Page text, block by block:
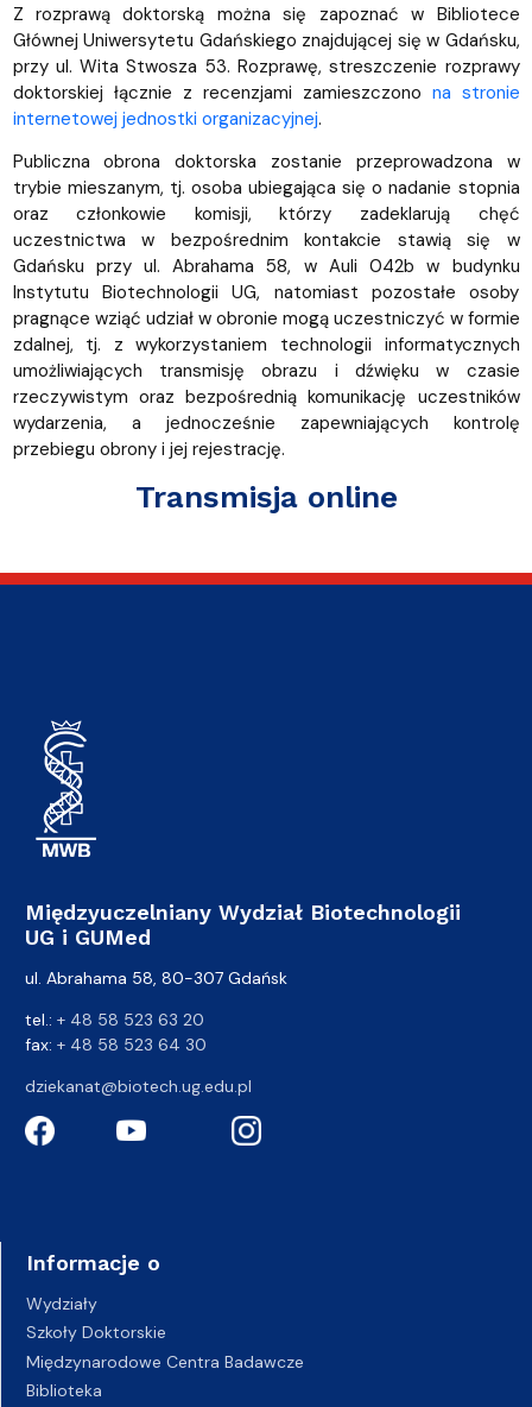
Z rozprawą doktorską można się zapoznać w Bibliotece
Głównej Uniwersytetu Gdańskiego znajdującej się w Gdańsku,
przy ul. Wita Stwosza 53. Rozprawę, streszczenie rozprawy
doktorskiej łącznie z recenzjami zamieszczono na stronie
internetowej jednostki organizacyjnej.
Publiczna obrona doktorska zostanie przeprowadzona w
trybie mieszanym, tj. osoba ubiegająca się o nadanie stopnia
oraz członkowie komisji, którzy zadeklarują chęć
uczestnictwa w bezpośrednim kontakcie stawią się w
Gdańsku przy ul. Abrahama 58, w Auli 042b w budynku
Instytutu Biotechnologii UG, natomiast pozostałe osoby
pragnące wziąć udział w obronie mogą uczestniczyć w formie
zdalnej, tj. z wykorzystaniem technologii informatycznych
umożliwiających transmisję obrazu i dźwięku w czasie
rzeczywistym oraz bezpośrednią komunikację uczestników
wydarzenia, a jednocześnie zapewniających kontrolę
przebiegu obrony i jej rejestrację.
Transmisja online
Międzyuczelniany Wydział Biotechnologii
UG i GUMed
ul. Abrahama 58, 80-307 Gdańsk
tel.: + 48 58 523 63 20
fax: + 48 58 523 64 30
dziekanat@biotech.ug.edu.pl
Informacje o
Wydziały
Szkoły Doktorskie
Międzynarodowe Centra Badawcze
Biblioteka